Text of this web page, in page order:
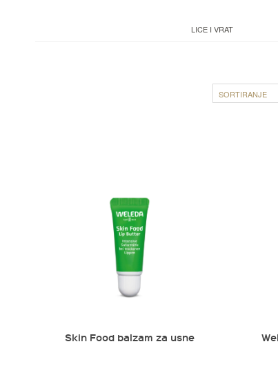
LICE I VRAT
SORTIRANJE
Skin Food balzam za usne